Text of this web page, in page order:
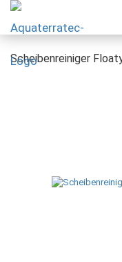
Scheibenreiniger